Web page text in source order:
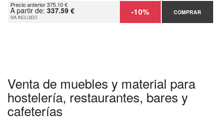
Precio anterior 375.10 €
A partir de: 337.59 €
IVA INCLUIDO -10% COMPRAR
Venta de muebles y material para
hostelería, restaurantes, bares y
cafeterías